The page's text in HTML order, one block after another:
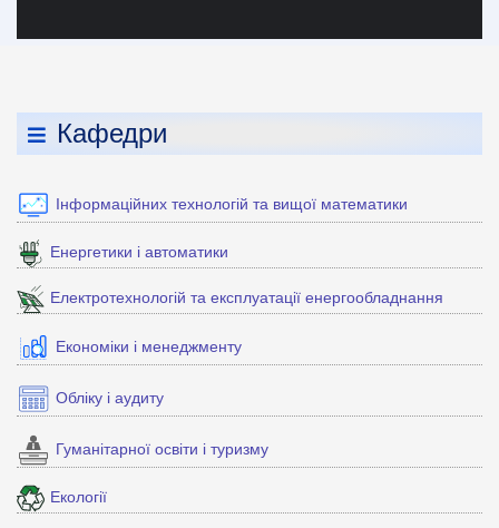
Кафедри
Інформаційних технологій та вищої математики
Енергетики і автоматики
Електротехнологій та експлуатації енергообладнання
Економіки і менеджменту
Обліку і аудиту
Гуманітарної освіти і туризму
Екології